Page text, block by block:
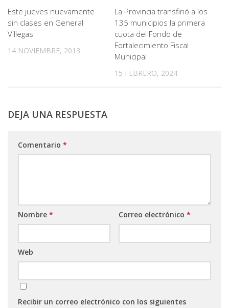
Este jueves nuevamente
sin clases en General
Villegas
14 NOVIEMBRE, 2013
La Provincia transfirió a los
135 municipios la primera
cuota del Fondo de
Fortalecimiento Fiscal
Municipal
15 FEBRERO, 2024
DEJA UNA RESPUESTA
Comentario *
Nombre * Correo electrónico *
Web
Recibir un correo electrónico con los siguientes